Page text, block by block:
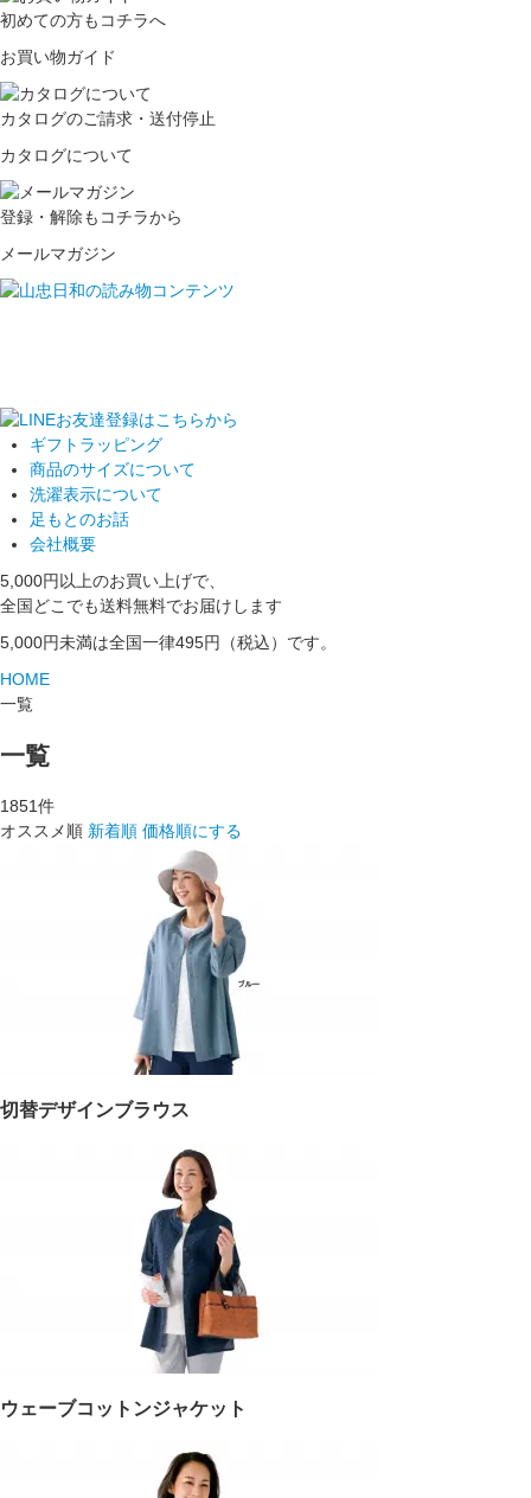
初めての方もコチラへ
お買い物ガイド
カタログのご請求・送付停止
カタログについて
登録・解除もコチラから
メールマガジン
ギフトラッピング
商品のサイズについて
洗濯表示について
足もとのお話
会社概要
5,000円以上のお買い上げで、
全国どこでも送料無料でお届けします
5,000円未満は全国一律495円（税込）です。
HOME
一覧
一覧
1851件
オススメ順 新着順 価格順にする
切替デザインブラウス
ウェーブコットンジャケット